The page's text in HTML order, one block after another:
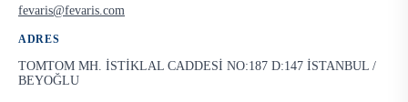
fevaris@fevaris.com
ADRES
TOMTOM MH. İSTİKLAL CADDESİ NO:187 D:147 İSTANBUL /
BEYOĞLU